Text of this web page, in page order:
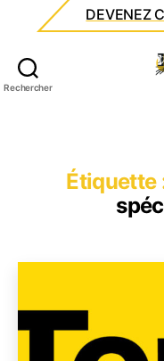
DEVENEZ
Rechercher
Étiquette